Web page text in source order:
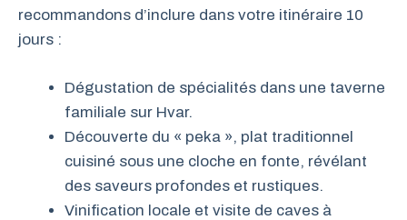
recommandons d’inclure dans votre itinéraire 10
jours :
Dégustation de spécialités dans une taverne
familiale sur Hvar.
Découverte du « peka », plat traditionnel
cuisiné sous une cloche en fonte, révélant
des saveurs profondes et rustiques.
Vinification locale et visite de caves à